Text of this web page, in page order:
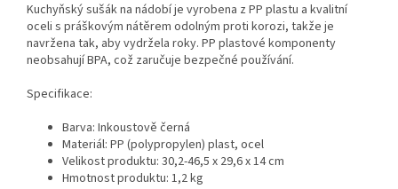
Kuchyňský sušák na nádobí je vyrobena z PP plastu a kvalitní
oceli s práškovým nátěrem odolným proti korozi, takže je
navržena tak, aby vydržela roky. PP plastové komponenty
neobsahují BPA, což zaručuje bezpečné používání.
Specifikace:
Barva: Inkoustově černá
Materiál: PP (polypropylen) plast, ocel
Velikost produktu: 30,2-46,5 x 29,6 x 14 cm
Hmotnost produktu: 1,2 kg